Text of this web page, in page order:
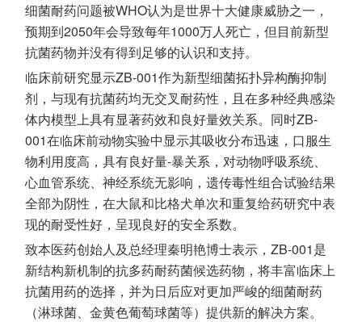
细菌耐药问题被WHO认为是世界十大健康威胁之一，
预期到2050年会导致每年1000万人死亡，但目前新型
抗菌药物并没有得到足够的认识和支持。
临床前研究显示ZB-001作为新型细菌拓扑异构酶抑制
剂，与现有抗菌药均无交叉耐药性，且在多种经典感染
体内模型上具有显著药效和良好量效关系。同时ZB-
001在临床前动物实验中显示其吸收分布迅速，口服生
物利用度高，具有良好量-暴关系，对动物呼吸系统、
心血管系统、神经系统无影响，遗传毒性组合试验结果
全部为阴性，在大鼠和比格犬单次和重复给药研究中表
现的耐受性好，呈现良好的安全系数。
致本医药创始人及总经理秦明艳博士表示，ZB-001是
新结构新机制的抗多药耐药菌候选药物，将丰富临床上
抗菌用药的选择，并为日后应对更加严峻的细菌耐药
（淋球菌、金黄色葡萄球菌等）提供新的解决方案。